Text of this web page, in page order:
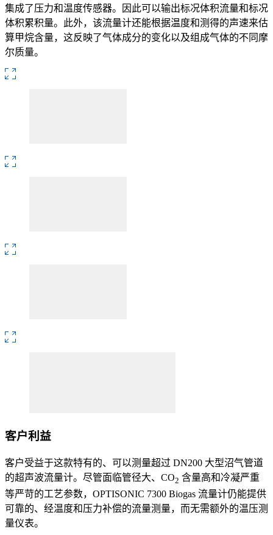
集成了压力和温度传感器。因此可以输出标况体积流量和标况
体积累积量。此外，该流量计还能根据温度和测得的声速来估
算甲烷含量，这反映了气体成分的变化以及组成气体的不同摩
尔质量。
客户利益
客户受益于这款特有的、可以测量超过 DN200 大型沼气管道
的超声波流量计。尽管面临管径大、CO2 含量高和冷凝严重
等严苛的工艺参数，OPTISONIC 7300 Biogas 流量计仍能提供
可靠的、经温度和压力补偿的流量测量，而无需额外的温压测
量仪表。